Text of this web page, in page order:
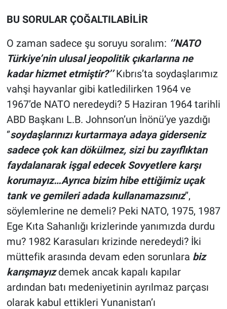
BU SORULAR ÇOĞALTILABİLİR
O zaman sadece şu soruyu soralım: ‘’NATO
Türkiye’nin ulusal jeopolitik çıkarlarına ne
kadar hizmet etmiştir?’’Kıbrıs’ta soydaşlarımız
vahşi hayvanlar gibi katledilirken 1964 ve
1967’de NATO neredeydi? 5 Haziran 1964 tarihli
ABD Başkanı L.B. Johnson’un İnönü’ye yazdığı
‘’soydaşlarınızı kurtarmaya adaya giderseniz
sadece çok kan dökülmez, sizi bu zayıflıktan
faydalanarak işgal edecek Sovyetlere karşı
korumayız…Ayrıca bizim hibe ettiğimiz uçak
tank ve gemileri adada kullanamazsınız’’,
söylemlerine ne demeli? Peki NATO, 1975, 1987
Ege Kıta Sahanlığı krizlerinde yanımızda durdu
mu? 1982 Karasuları krizinde neredeydi? İki
müttefik arasında devam eden sorunlara biz
karışmayızdemek ancak kapalı kapılar
ardından batı medeniyetinin ayrılmaz parçası
olarak kabul ettikleri Yunanistan’ı